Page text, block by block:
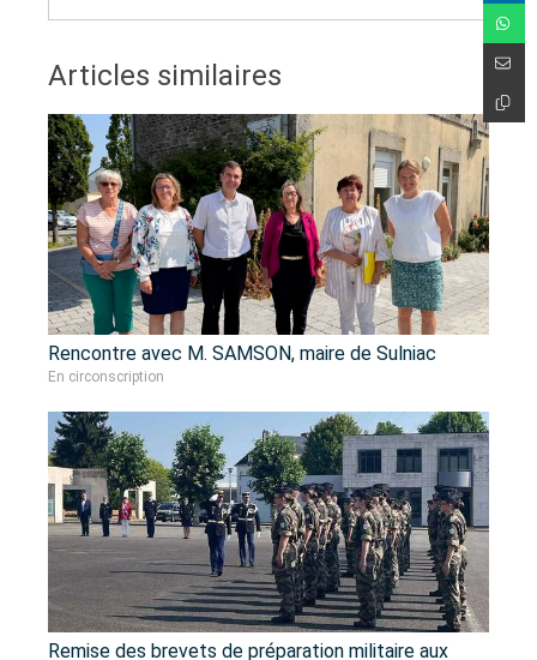
Articles similaires
Rencontre avec M. SAMSON, maire de Sulniac
En circonscription
Remise des brevets de préparation militaire aux